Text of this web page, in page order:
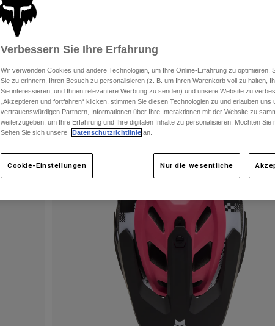
Verbessern Sie Ihre Erfahrung
Wir verwenden Cookies und andere Technologien, um Ihre Online-Erfahrung zu optimieren.
Sie zu erinnern, Ihren Besuch zu personalisieren (z. B. um Ihren Warenkorb voll zu halten,
Sie interessieren, und Ihnen relevantere Werbung zu senden) und unsere Website zu
„Akzeptieren und fortfahren“ klicken, stimmen Sie diesen Technologien zu und erlauben uns
vertrauenswürdigen Partnern, Informationen über Ihre Interaktionen mit der Website zu
weiterzugeben, um Ihre Erfahrung und Ihre digitalen Inhalte zu personalisieren. Möchten Sie
Sehen Sie sich unsere
Datenschutzrichtlinie an.
Cookie-Einstellungen Nur die wesentliche